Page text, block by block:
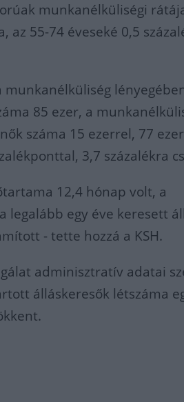
munkanélküliségi
az 55-74 éveseké 0,5
munkanélküliség
85 ezer, a
száma 15 ezerrel, 77
3,7 százalékra
12,4 hónap volt, a
legalább egy éve keresett
- tette hozzá a KSH.
adminisztratív adatai
álláskeresők létszáma